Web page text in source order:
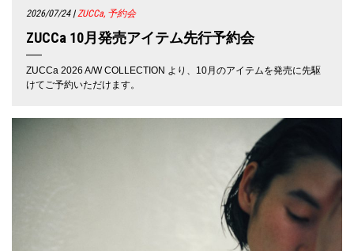
2026/07/24|ZUCCa, 予約会
ZUCCa 10月発売アイテム先行予約会
ZUCCa 2026 A/W COLLECTION より、10月のアイテムを発売に先駆
けてご予約いただけます。